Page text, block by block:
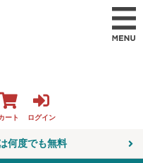
ート ログイン
何度でも無料